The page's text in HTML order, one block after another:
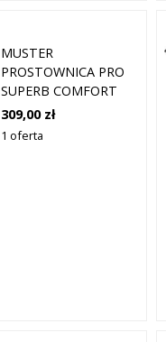
MUSTER
PROSTOWNICA PRO
SUPERB COMFORT
309,00 zł
1 oferta